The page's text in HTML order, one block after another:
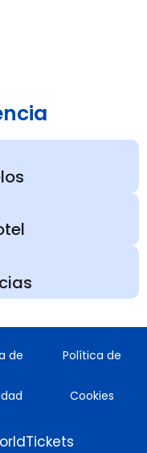
de Política de
Cookies